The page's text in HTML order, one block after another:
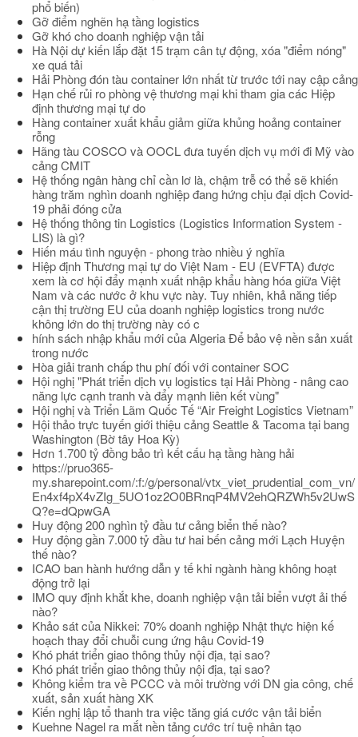
phổ biến)
Gỡ điểm nghẽn hạ tầng logistics
Gỡ khó cho doanh nghiệp vận tải
Hà Nội dự kiến lắp đặt 15 trạm cân tự động, xóa "điểm nóng"
xe quá tải
Hải Phòng đón tàu container lớn nhất từ trước tới nay cập cảng
Hạn chế rủi ro phòng vệ thương mại khi tham gia các Hiệp
định thương mại tự do
Hàng container xuất khẩu giảm giữa khủng hoảng container
rỗng
Hãng tàu COSCO và OOCL đưa tuyến dịch vụ mới đi Mỹ vào
cảng CMIT
Hệ thống ngân hàng chỉ cần lơ là, chậm trễ có thể sẽ khiến
hàng trăm nghìn doanh nghiệp đang hứng chịu đại dịch Covid-
19 phải đóng cửa
Hệ thống thông tin Logistics (Logistics Information System -
LIS) là gì?
Hiến máu tình nguyện - phong trào nhiều ý nghĩa
Hiệp định Thương mại tự do Việt Nam - EU (EVFTA) được
xem là cơ hội đẩy mạnh xuất nhập khẩu hàng hóa giữa Việt
Nam và các nước ở khu vực này. Tuy nhiên, khả năng tiếp
cận thị trường EU của doanh nghiệp logistics trong nước
không lớn do thị trường này có c
hính sách nhập khẩu mới của Algeria Để bảo vệ nền sản xuất
trong nước
Hòa giải tranh chấp thu phí đối với container SOC
Hội nghị "Phát triển dịch vụ logistics tại Hải Phòng - nâng cao
năng lực cạnh tranh và đẩy mạnh liên kết vùng"
Hội nghị và Triển Lãm Quốc Tế “Air Freight Logistics Vietnam”
Hội thảo trực tuyến giới thiệu cảng Seattle & Tacoma tại bang
Washington (Bờ tây Hoa Kỳ)
Hơn 1.700 tỷ đồng bảo trì kết cấu hạ tầng hàng hải
https://pruo365-
my.sharepoint.com/:f:/g/personal/vtx_viet_prudential_com_vn/
En4xf4pX4vZIg_5UO1oz2O0BRnqP4MV2ehQRZWh5v2UwS
Q?e=dQpwGA
Huy động 200 nghìn tỷ đầu tư cảng biển thế nào?
Huy động gần 7.000 tỷ đầu tư hai bến cảng mới Lạch Huyện
thế nào?
ICAO ban hành hướng dẫn y tế khi ngành hàng không hoạt
động trở lại
IMO quy định khắt khe, doanh nghiệp vận tải biển vượt ải thế
nào?
Khảo sát của Nikkei: 70% doanh nghiệp Nhật thực hiện kế
hoạch thay đổi chuỗi cung ứng hậu Covid-19
Khó phát triển giao thông thủy nội địa, tại sao?
Khó phát triển giao thông thủy nội địa, tại sao?
Không kiểm tra về PCCC và môi trường với DN gia công, chế
xuất, sản xuất hàng XK
Kiến nghị lập tổ thanh tra việc tăng giá cước vận tải biển
Kuehne Nagel ra mắt nền tảng cước trí tuệ nhân tạo